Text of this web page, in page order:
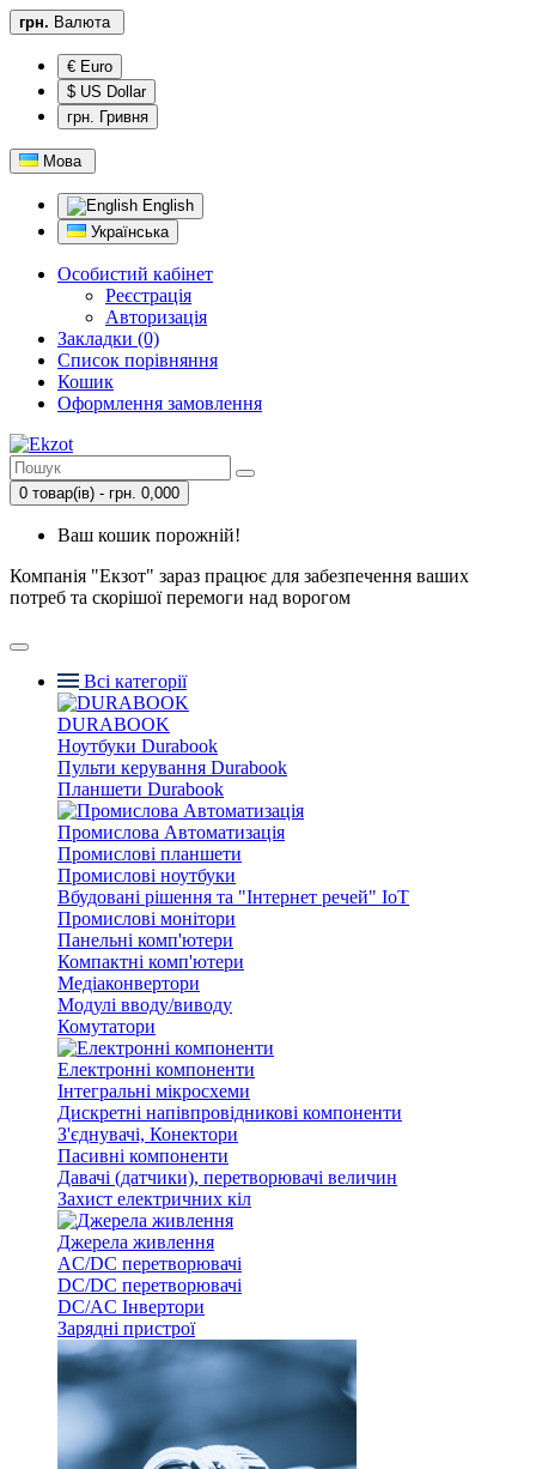
грн. Валюта
€ Euro
$ US Dollar
грн. Гривня
Мова
English
Українська
Особистий кабінет
Реєстрація
Авторизація
Закладки (0)
Список порівняння
Кошик
Оформлення замовлення
0 товар(ів) - грн. 0,000
Ваш кошик порожній!
Компанія "Екзот" зараз працює для забезпечення ваших
потреб та скорішої перемоги над ворогом
Всі категорії
DURABOOK
Ноутбуки Durabook
Пульти керування Durabook
Планшети Durabook
Промислова Автоматизація
Промислові планшети
Промислові ноутбуки
Вбудовані рішення та "Інтернет речей" IoT
Промислові монітори
Панельні комп'ютери
Компактні комп'ютери
Медіаконвертори
Модулі вводу/виводу
Комутатори
Електронні компоненти
Інтегральні мікросхеми
Дискретні напівпровідникові компоненти
З'єднувачі, Конектори
Пасивні компоненти
Давачі (датчики), перетворювачі величин
Захист електричних кіл
Джерела живлення
AC/DC перетворювачі
DC/DC перетворювачі
DC/AC Інвертори
Зарядні пристрої